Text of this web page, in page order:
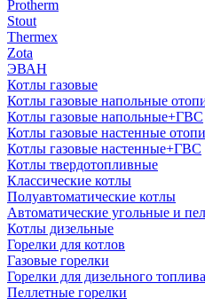
Protherm
Stout
Thermex
Zota
ЭВАН
Котлы газовые
Котлы газовые напольные
Котлы газовые напольные+ГВС
Котлы газовые настенные
Котлы газовые настенные+ГВС
Котлы твердотопливные
Классические котлы
Полуавтоматические котлы
Автоматические угольные и
Котлы дизельные
Горелки для котлов
Газовые горелки
Горелки для дизельного топлива
Пеллетные горелки